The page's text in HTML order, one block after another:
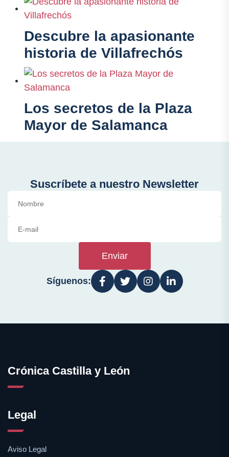
Descubre la apasionante
historia de Villafrechós
Los secretos de la Plaza
Mayor de Salamanca
Suscríbete a nuestro Newsletter
Enviar
Síguenos:
Crónica Castilla y León
Legal
Aviso Legal